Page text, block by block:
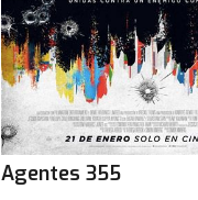
Agentes 355